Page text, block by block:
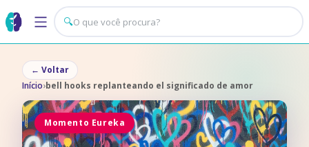
🔍
← Voltar
Início›bell hooks replanteando el significado de amor
Momento Eureka